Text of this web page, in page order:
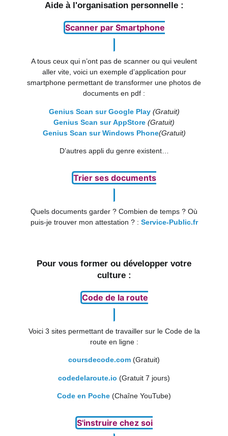
Aide à l'organisation personnelle :
Scanner par Smartphone
A tous ceux qui n’ont pas de scanner ou qui veulent
aller vite, voici un exemple d’application pour
smartphone permettant de transformer une photos de
documents en pdf :
Genius Scan sur Google Play(Gratuit)
Genius Scan sur AppStore (Gratuit)
Genius Scan sur Windows Phone(Gratuit)
D’autres appli du genre existent…
Trier ses documents
Quels documents garder ? Combien de temps ? Où
puis-je trouver mon attestation ? : Service-Public.fr
Pour vous former ou développer votre
culture :
Code de la route
Voici 3 sites permettant de travailler sur le Code de la
route en ligne :
coursdecode.com (Gratuit)
codedelaroute.io (Gratuit 7 jours)
Code en Poche (Chaîne YouTube)
S'instruire chez soi